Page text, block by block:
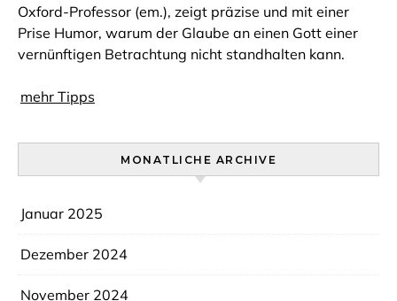
Oxford-Professor (em.), zeigt präzise und mit einer
Prise Humor, warum der Glaube an einen Gott einer
vernünftigen Betrachtung nicht standhalten kann.
mehr Tipps
MONATLICHE ARCHIVE
Januar 2025
Dezember 2024
November 2024